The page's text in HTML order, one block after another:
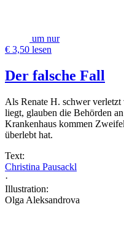
um nur
€ 3,50 lesen
Der falsche Fall
Als Renate H. schwer
liegt, glauben die Behörden
Krankenhaus kommen
überlebt hat.
Text:
Christina Pausackl
·
Illustration:
Olga Aleksandrova